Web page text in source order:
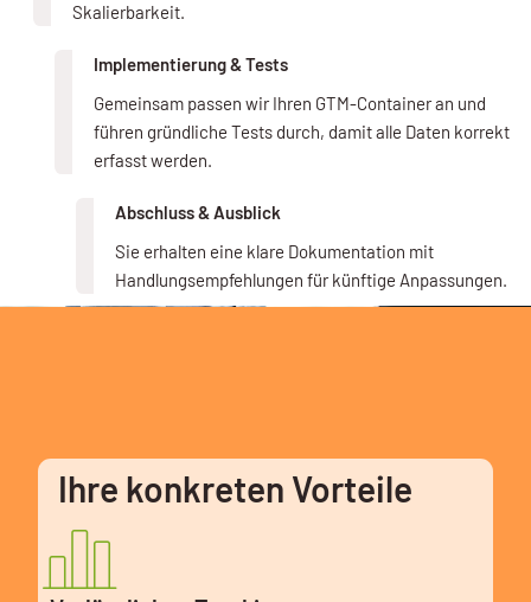
Skalierbarkeit.
Implementierung & Tests
Gemeinsam passen wir Ihren GTM-Container an und
führen gründliche Tests durch, damit alle Daten korrekt
erfasst werden.
Abschluss & Ausblick
Sie erhalten eine klare Dokumentation mit
Handlungsempfehlungen für künftige Anpassungen.
Ihre konkreten Vorteile